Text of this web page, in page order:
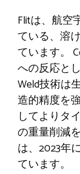
Flitは、航空
ている、溶
ています。
への反応と
Weld技術は
造的精度を
してよりタ
の重量削減
は、2023年
ています。